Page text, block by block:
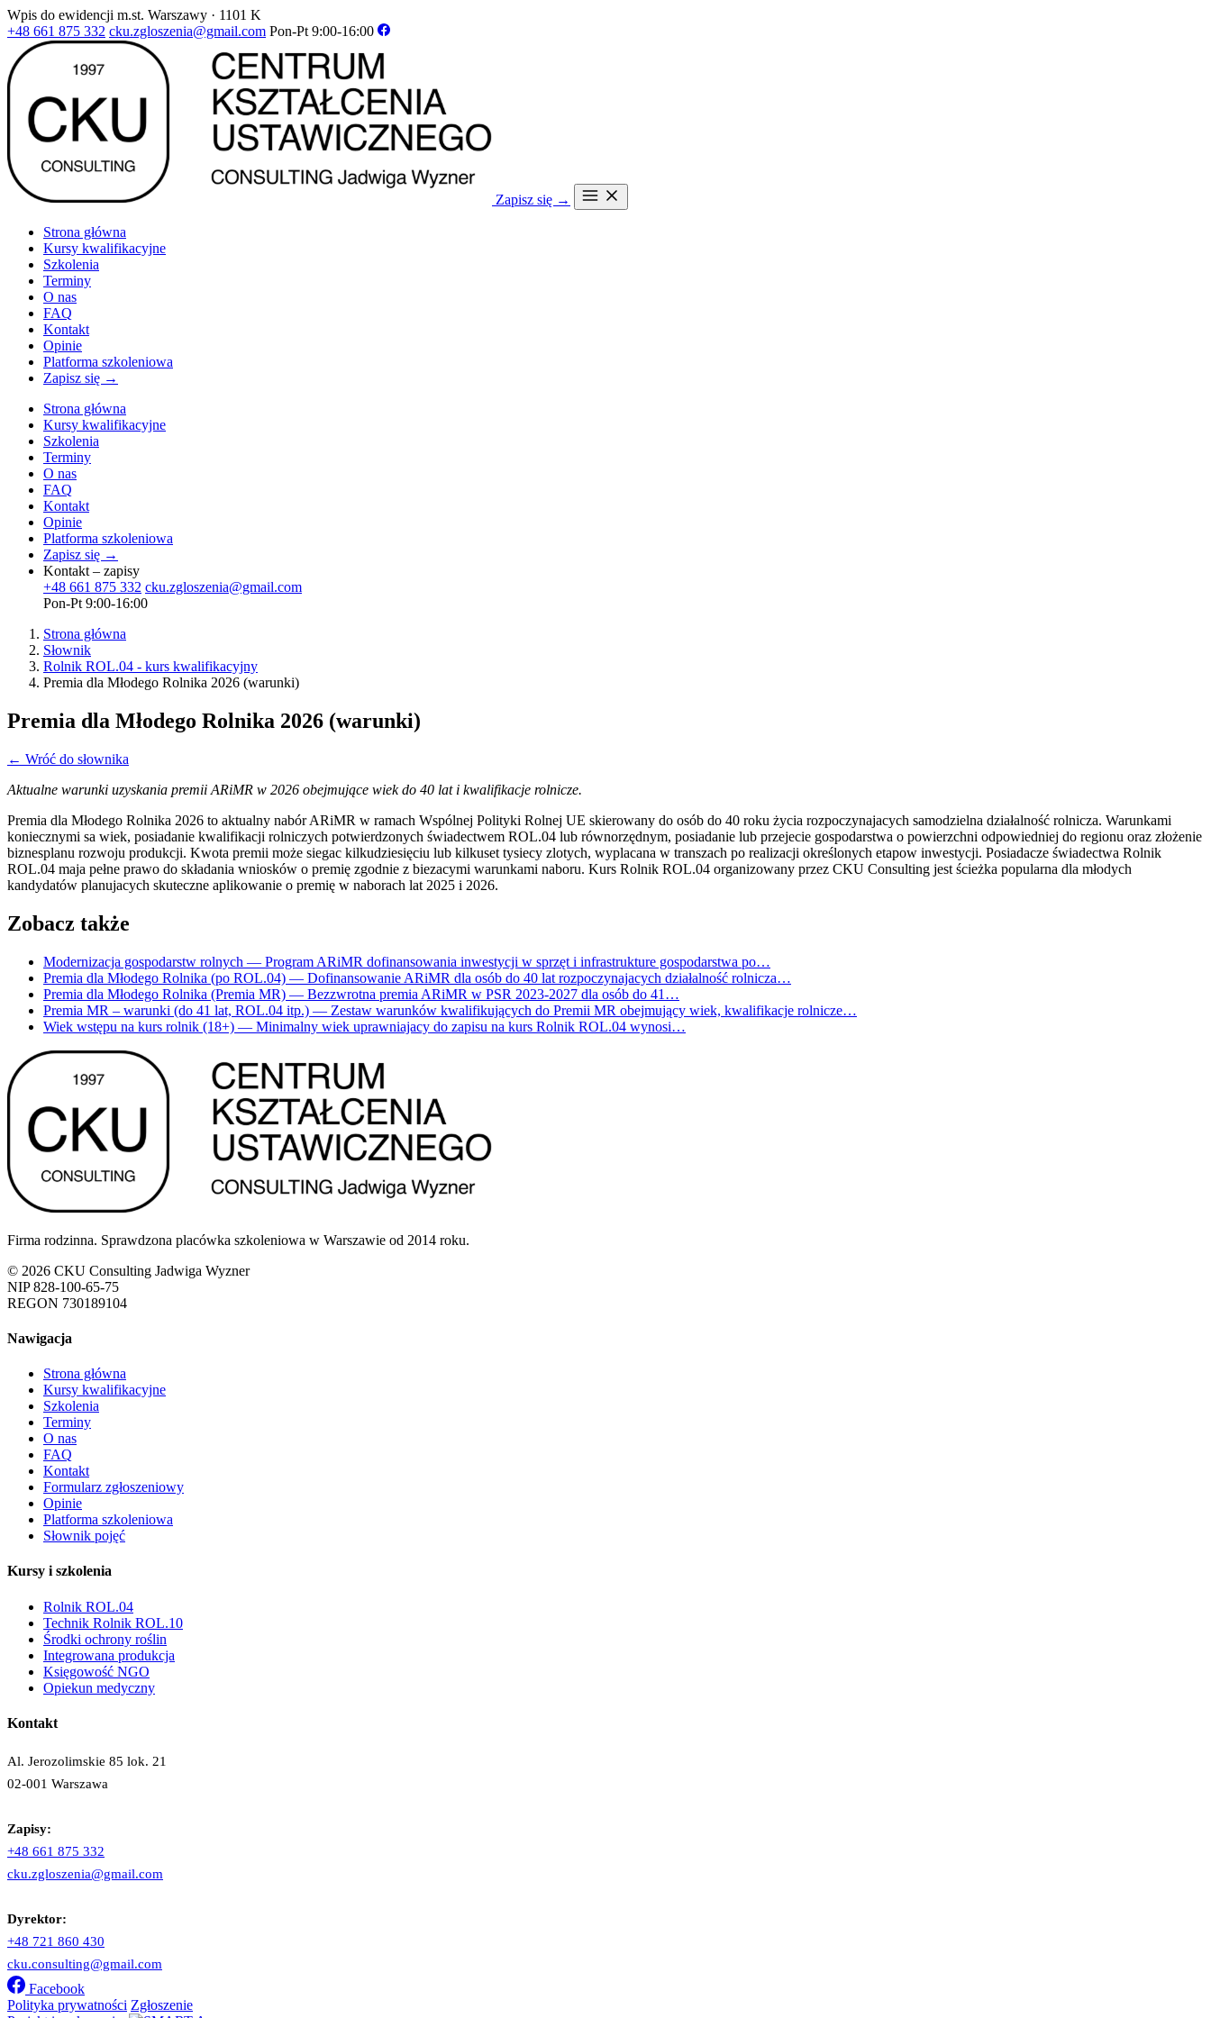
Wpis do ewidencji m.st. Warszawy · 1101 K
+48 661 875 332 cku.zgloszenia@gmail.com Pon-Pt 9:00-16:00
Zapisz się →
Strona główna
Kursy kwalifikacyjne
Szkolenia
Terminy
O nas
FAQ
Kontakt
Opinie
Platforma szkoleniowa
Zapisz się →
Strona główna
Kursy kwalifikacyjne
Szkolenia
Terminy
O nas
FAQ
Kontakt
Opinie
Platforma szkoleniowa
Zapisz się →
Kontakt – zapisy
+48 661 875 332 cku.zgloszenia@gmail.com
Pon-Pt 9:00-16:00
Strona główna
Słownik
Rolnik ROL.04 - kurs kwalifikacyjny
Premia dla Młodego Rolnika 2026 (warunki)
Premia dla Młodego Rolnika 2026 (warunki)
← Wróć do słownika
Aktualne warunki uzyskania premii ARiMR w 2026 obejmujące wiek do 40 lat i kwalifikacje rolnicze.
Premia dla Młodego Rolnika 2026 to aktualny nabór ARiMR w ramach Wspólnej Polityki Rolnej UE skierowany do osób do 40 roku życia rozpoczynajacych samodzielna działalność rolnicza. Warunkami
koniecznymi sa wiek, posiadanie kwalifikacji rolniczych potwierdzonych świadectwem ROL.04 lub równorzędnym, posiadanie lub przejecie gospodarstwa o powierzchni odpowiedniej do regionu oraz złożenie
biznesplanu rozwoju produkcji. Kwota premii może siegac kilkudziesięciu lub kilkuset tysiecy zlotych, wyplacana w transzach po realizacji określonych etapow inwestycji. Posiadacze świadectwa Rolnik
ROL.04 maja pełne prawo do składania wniosków o premię zgodnie z biezacymi warunkami naboru. Kurs Rolnik ROL.04 organizowany przez CKU Consulting jest ścieżka popularna dla młodych
kandydatów planujacych skuteczne aplikowanie o premię w naborach lat 2025 i 2026.
Zobacz także
Modernizacja gospodarstw rolnych — Program ARiMR dofinansowania inwestycji w sprzęt i infrastrukture gospodarstwa po…
Premia dla Młodego Rolnika (po ROL.04) — Dofinansowanie ARiMR dla osób do 40 lat rozpoczynajacych działalność rolnicza…
Premia dla Młodego Rolnika (Premia MR) — Bezzwrotna premia ARiMR w PSR 2023-2027 dla osób do 41…
Premia MR – warunki (do 41 lat, ROL.04 itp.) — Zestaw warunków kwalifikujących do Premii MR obejmujący wiek, kwalifikacje rolnicze…
Wiek wstępu na kurs rolnik (18+) — Minimalny wiek uprawniajacy do zapisu na kurs Rolnik ROL.04 wynosi…
Firma rodzinna. Sprawdzona placówka szkoleniowa w Warszawie od 2014 roku.
© 2026 CKU Consulting Jadwiga Wyzner
NIP 828-100-65-75
REGON 730189104
Nawigacja
Strona główna
Kursy kwalifikacyjne
Szkolenia
Terminy
O nas
FAQ
Kontakt
Formularz zgłoszeniowy
Opinie
Platforma szkoleniowa
Słownik pojęć
Kursy i szkolenia
Rolnik ROL.04
Technik Rolnik ROL.10
Środki ochrony roślin
Integrowana produkcja
Księgowość NGO
Opiekun medyczny
Kontakt
Al. Jerozolimskie 85 lok. 21
02-001 Warszawa
Zapisy:
+48 661 875 332
cku.zgloszenia@gmail.com
Dyrektor:
+48 721 860 430
cku.consulting@gmail.com
Facebook
Polityka prywatności Zgłoszenie